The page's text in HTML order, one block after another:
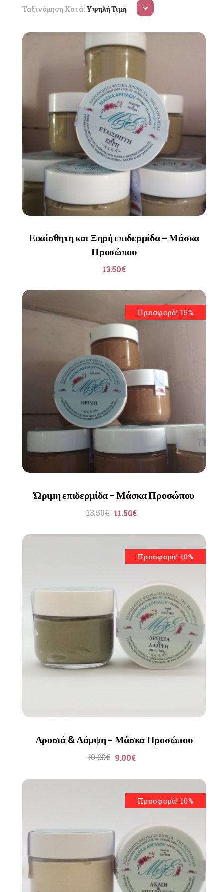
Ταξινόμηση Κατά: Υψηλή Τιμή
Ευαίσθητη και Ξηρή επιδερμίδα – Μάσκα
Προσώπου
13.50€
Προσφορά! 15%
Ώριμη επιδερμίδα – Μάσκα Προσώπου
11.50€
13.50€
Προσφορά! 10%
Δροσιά & Λάμψη – Μάσκα Προσώπου
9.00€
10.00€
Προσφορά! 10%